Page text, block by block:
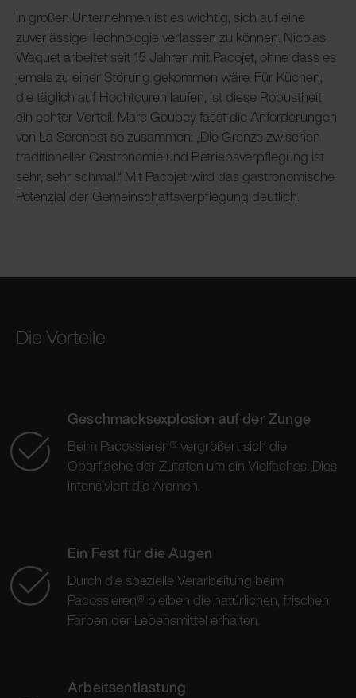
In großen Unternehmen ist es wichtig, sich auf eine
zuverlässige Technologie verlassen zu können. Nicolas
Waquet arbeitet seit 15 Jahren mit Pacojet, ohne dass es
jemals zu einer Störung gekommen wäre. Für Küchen,
die täglich auf Hochtouren laufen, ist diese Robustheit
ein echter Vorteil. Marc Goubey fasst die Anforderungen
von La Serenest so zusammen: „Die Grenze zwischen
traditioneller Gastronomie und Betriebsverpflegung ist
sehr, sehr schmal.“ Mit Pacojet wird das gastronomische
Potenzial der Gemeinschaftsverpflegung deutlich.
Die Vorteile
Geschmacksexplosion auf der Zunge
Beim Pacossieren® vergrößert sich die
Oberfläche der Zutaten um ein Vielfaches. Dies
intensiviert die Aromen.
Ein Fest für die Augen
Durch die spezielle Verarbeitung beim
Pacossieren® bleiben die natürlichen, frischen
Farben der Lebensmittel erhalten.
Arbeitsentlastung